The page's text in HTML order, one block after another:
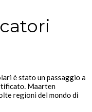
è stato un passaggio a
Maarten
regioni del mondo di